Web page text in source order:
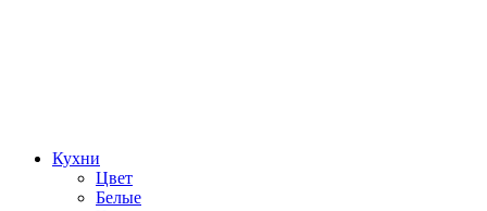
Кухни
Цвет
Белые